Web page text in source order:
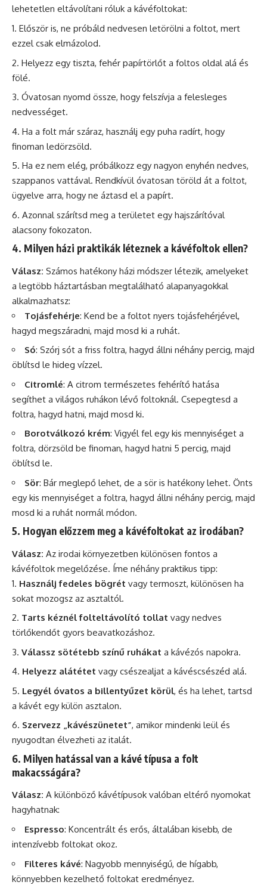
lehetetlen eltávolítani róluk a kávéfoltokat:
Először is, ne próbáld nedvesen letörölni a foltot, mert
ezzel csak elmázolod.
Helyezz egy tiszta, fehér papírtörlőt a foltos oldal alá és
fölé.
Óvatosan nyomd össze, hogy felszívja a felesleges
nedvességet.
Ha a folt már száraz, használj egy puha radírt, hogy
finoman ledörzsöld.
Ha ez nem elég, próbálkozz egy nagyon enyhén nedves,
szappanos vattával. Rendkívül óvatosan töröld át a foltot,
ügyelve arra, hogy ne áztasd el a papírt.
Azonnal szárítsd meg a területet egy hajszárítóval
alacsony fokozaton.
4. Milyen házi praktikák léteznek a kávéfoltok ellen?
Válasz: Számos hatékony házi módszer létezik, amelyeket
a legtöbb háztartásban megtalálható alapanyagokkal
alkalmazhatsz:
Tojásfehérje: Kend be a foltot nyers tojásfehérjével,
hagyd megszáradni, majd mosd ki a ruhát.
Só: Szórj sót a friss foltra, hagyd állni néhány percig, majd
öblítsd le hideg vízzel.
Citromlé: A citrom természetes fehérítő hatása
segíthet a világos ruhákon lévő foltoknál. Csepegtesd a
foltra, hagyd hatni, majd mosd ki.
Borotválkozó krém: Vigyél fel egy kis mennyiséget a
foltra, dörzsöld be finoman, hagyd hatni 5 percig, majd
öblítsd le.
Sör: Bár meglepő lehet, de a sör is hatékony lehet. Önts
egy kis mennyiséget a foltra, hagyd állni néhány percig, majd
mosd ki a ruhát normál módon.
5. Hogyan előzzem meg a kávéfoltokat az irodában?
Válasz: Az irodai környezetben különösen fontos a
kávéfoltok megelőzése. Íme néhány praktikus tipp:
Használj fedeles bögrét vagy termoszt, különösen ha
sokat mozogsz az asztaltól.
Tarts kéznél folteltávolító tollat vagy nedves
törlőkendőt gyors beavatkozáshoz.
Válassz sötétebb színű ruhákat a kávézós napokra.
Helyezz alátétet vagy csészealjat a kávéscsészéd alá.
Legyél óvatos a billentyűzet körül, és ha lehet, tartsd
a kávét egy külön asztalon.
Szervezz „kávészünetet”, amikor mindenki leül és
nyugodtan élvezheti az italát.
6. Milyen hatással van a kávé típusa a folt
makacsságára?
Válasz: A különböző kávétípusok valóban eltérő nyomokat
hagyhatnak:
Espresso: Koncentrált és erős, általában kisebb, de
intenzívebb foltokat okoz.
Filteres kávé: Nagyobb mennyiségű, de hígabb,
könnyebben kezelhető foltokat eredményez.